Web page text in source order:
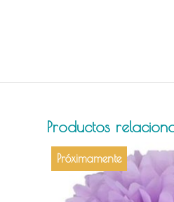
Productos
Próximamente